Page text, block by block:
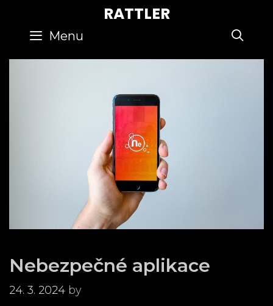
content
RATTLER
Menu
Nebezpečné aplikace
24. 3. 2024 by